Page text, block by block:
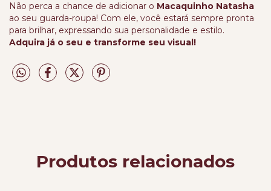
Não perca a chance de adicionar o Macaquinho Natasha
ao seu guarda-roupa! Com ele, você estará sempre pronta
para brilhar, expressando sua personalidade e estilo.
Adquira já o seu e transforme seu visual!
Produtos relacionados